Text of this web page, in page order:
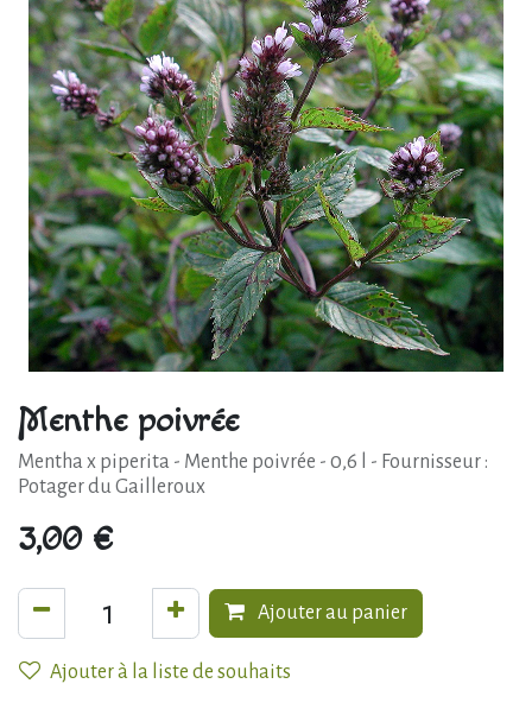
Menthe poivrée
Mentha x piperita - Menthe poivrée - 0,6 l - Fournisseur :
Potager du Gailleroux
3,00€
Ajouter au panier
Ajouter à la liste de souhaits